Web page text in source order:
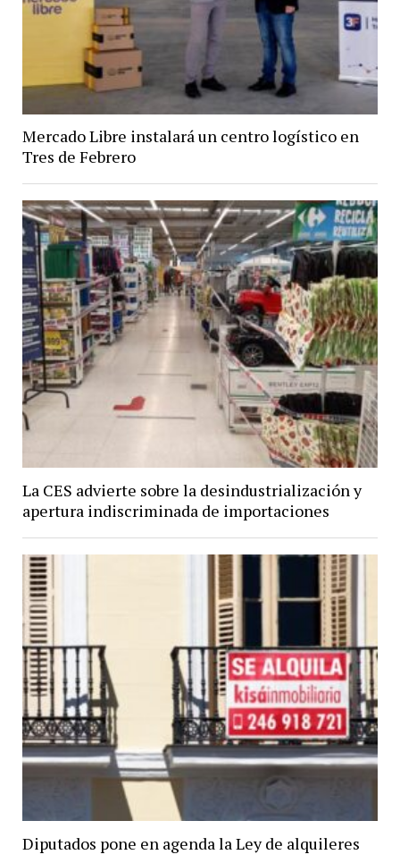
Mercado Libre instalará un centro logístico en
Tres de Febrero
La CES advierte sobre la desindustrialización y
apertura indiscriminada de importaciones
Diputados pone en agenda la Ley de alquileres